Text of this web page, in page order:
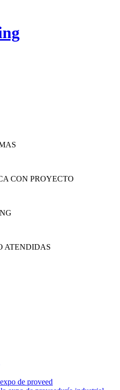
CON PROYECTO
ATENDIDAS
de Software, con amplia
y privadas, dedicados a
de proveed